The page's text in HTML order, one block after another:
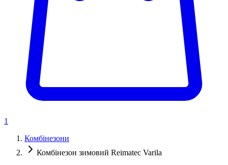
1
Комбінезони
Комбінезон зимовий Reimatec Varila